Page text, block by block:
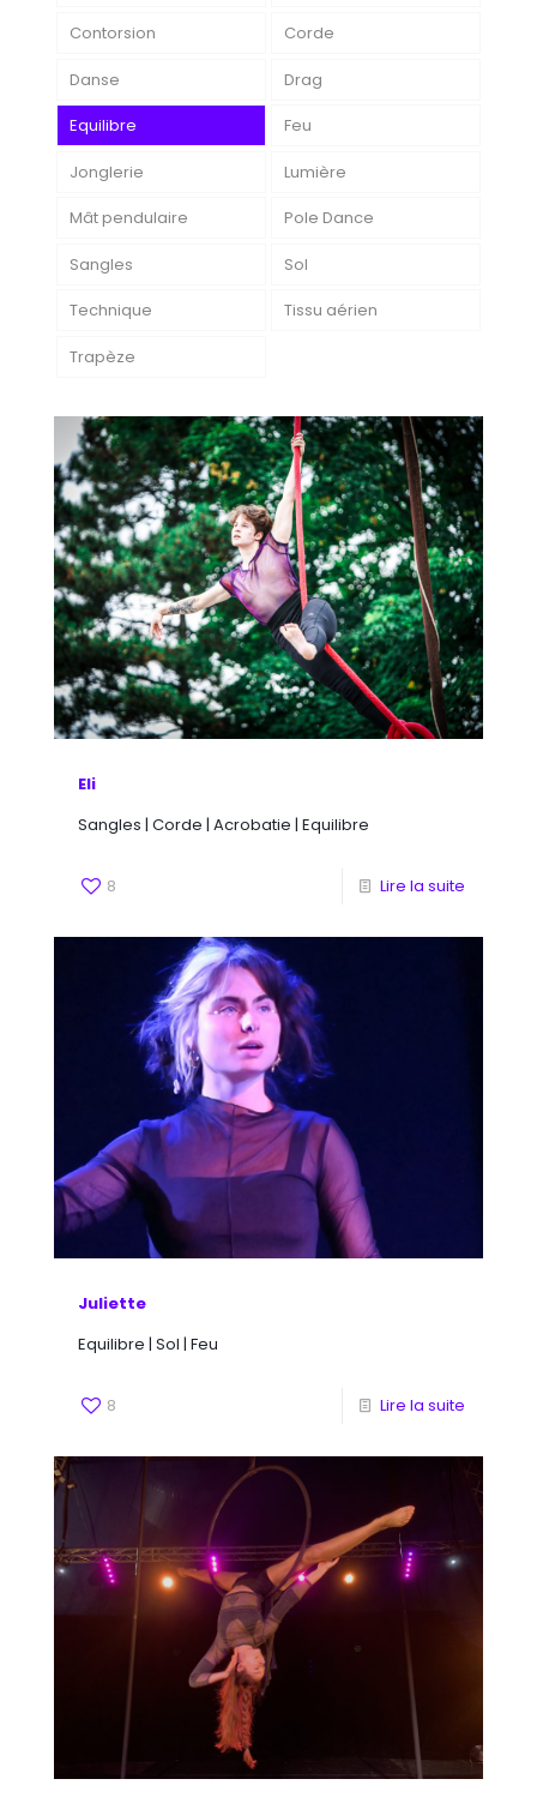
Contorsion Corde
Danse Drag
Equilibre Feu
Jonglerie Lumière
Mât pendulaire Pole Dance
Sangles Sol
Technique Tissu aérien
Trapèze
Eli
Sangles | Corde | Acrobatie | Equilibre
8 Lire la suite
Juliette
Equilibre | Sol | Feu
8 Lire la suite